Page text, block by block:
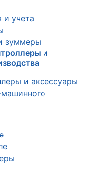
и учета
зуммеры
и
и аксессуары